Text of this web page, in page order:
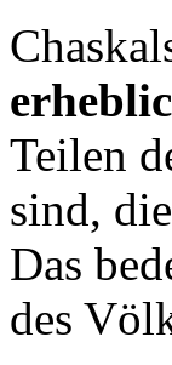
Teilen
sind,
Das
des